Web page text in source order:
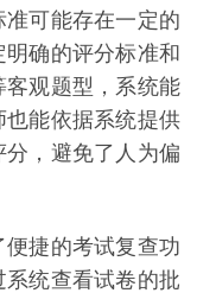
可能存在一定的
确的评分标准和
观题型，系统能
能依据系统提供
，避免了人为偏
捷的考试复查功
统查看试卷的批